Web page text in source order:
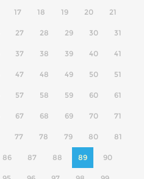
17 18 19 20 21
27 28 29 30 31
37 38 39 40 41
47 48 49 50 51
57 58 59 60 61
67 68 69 70 71
77 78 79 80 81
86 87 88 89 90